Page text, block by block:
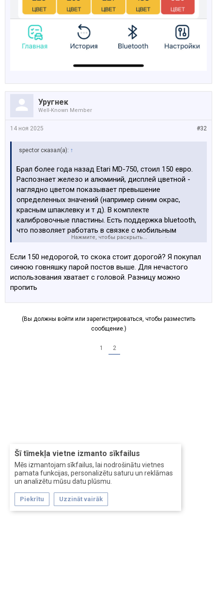
Šī tīmekļa vietne izmanto sīkfailus
Mēs izmantojam sīkfailus, lai nodrošinātu vietnes
pamata funkcijas, personalizētu saturu un reklāmas
un analizētu mūsu datu plūsmu.
Piekrītu Uzzināt vairāk
Уругнек
Well-Known Member
#32
14 ноя 2025
spector сказал(а): ↑
Брал более года назад Etari MD-750, стоил 150 евро.
Распознает железо и алюминий, дисплей цветной -
наглядно цветом показывает превышение
определенных значений (например синим окрас,
красным шпаклевку и т д). В комплекте
калибровочные пластины. Есть поддержка bluetooth,
что позволяет работать в связке с мобильным
приложением этой же компании. Очень удобно -
кузовным элементам. Значения моментально
отображаются в приложении. В общем, доволен!
Вот пара примеров
Посмотреть вложение 184602
Нажмите, чтобы раскрыть...
Если 150 недорогой, то скока стоит дорогой? Я покупал
синюю говняшку парой постов выше. Для нечастого
использования хватает с головой. Разницу можно
пропить
(Вы должны войти или зарегистрироваться, чтобы разместить
сообщение.)
1 2